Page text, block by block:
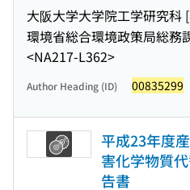
大阪大学大学院工学研究科
環境省総合環境政策局総務
<NA217-L362>
Author Heading (ID) 00835299
平成23年度
害化学物質
告書